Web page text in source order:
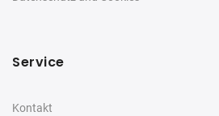
Service
Kontakt